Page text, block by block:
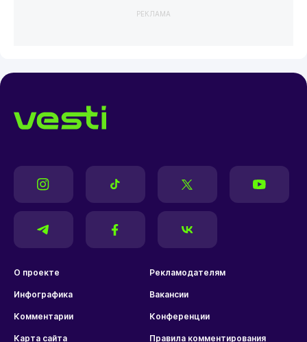
РЕКЛАМА
О проекте Рекламодателям
Инфографика Вакансии
Комментарии Конференции
Карта сайта Правила комментирования